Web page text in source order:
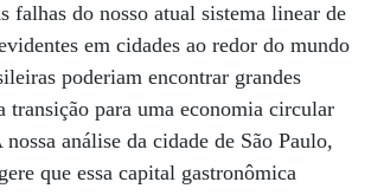
falhas do nosso atual sistema linear de
em cidades ao redor do mundo
poderiam encontrar grandes
transição para uma economia circular
análise da cidade de São Paulo,
que essa capital gastronômica